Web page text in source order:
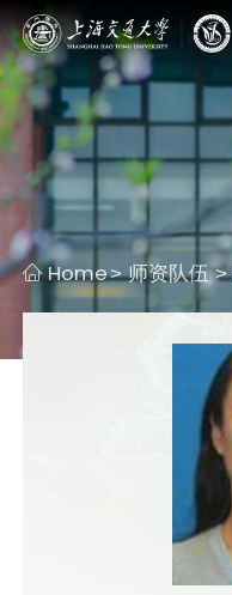
Home> 师资队伍>